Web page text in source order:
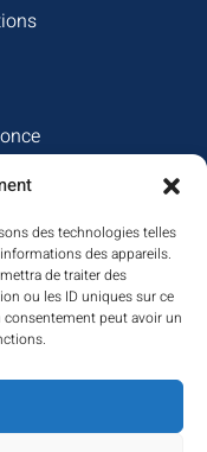
des technologies telles
des appareils.
de traiter des
ou les ID uniques sur ce
peut avoir un